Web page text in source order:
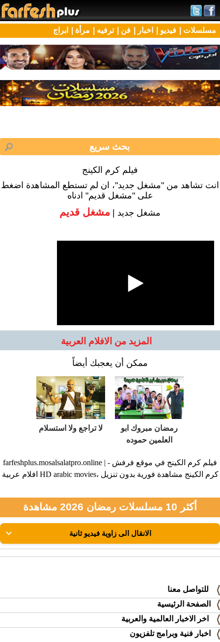
مسلسلات | فيديو | اخبار | فن | ترفيه | مرأة | ابراج
فيلم كرم الكينج
انت تشاهد من "مشغل جديد"، ان لم تستطع المشاهدة اضغط
على "مشغل قديم" ادناه
مشغل جديد | مشغل قديم
المزيد من الافلام العربية
ممكن أن يعجبك أيضاً
رمضان مبروك ابو
العلمين حموده
لا تراجع ولا استسلام
farfeshplus.mosalsalatpro.online | فيلم كرم الكينج في موقع فرفش -
افلام عربية HD arabic movies، كرم الكينج مشاهدة فورية بدون تنزيل
أكثر 10 مسلسلات رمضان 2026 مشاهدة
للتواصل معنا
الصفحة الرئيسية
اخر الاخبار العالمية والعربية
اخبار فنية وبرامج تلفزيون